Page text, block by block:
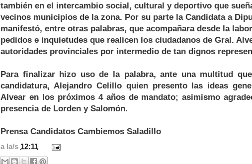
también en el intercambio social, cultural y deportivo que
vecinos municipios de la zona. Por su parte la Candidata a
manifestó, entre otras palabras, que acompañara desde la
pedidos e inquietudes que realicen los ciudadanos de Gral.
autoridades provinciales por intermedio de tan dignos
Para finalizar hizo uso de la palabra, ante una multitud
candidatura, Alejandro Celillo quien presento las ideas
Alvear en los próximos 4 años de mandato; asimismo
presencia de Lorden y Salomón.
Prensa Candidatos Cambiemos Saladillo
a la/s 12:11